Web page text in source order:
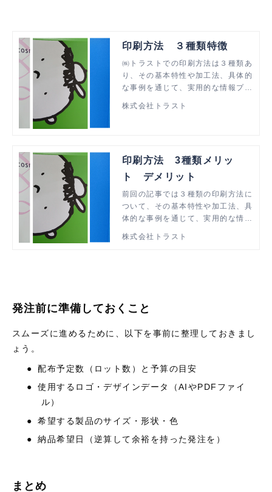
印刷方法 ３種類特徴
㈱トラストでの印刷方法は３種類あ
り、その基本特性や加工法、具体的
な事例を通じて、実用的な情報プラ
を詳しく解説します。
株式会社トラスト
印刷方法 3種類メリッ
ト デメリット
前回の記事では３種類の印刷方法に
ついて、その基本特性や加工法、具
体的な事例を通じて、実用的な情報
内容を詳しく解説しましたが、印刷
刷、シルク印刷、箔押し印刷）を中
心にメリット・デメリットをまとめ
ました。
株式会社トラスト
発注前に準備しておくこと
スムーズに進めるために、以下を事前に整理しておきまし
ょう。
●
配布予定数（ロット数）と予算の目安
●
使用するロゴ・デザインデータ（AIやPDF ファイ
ル）
●
希望する製品のサイズ・形状・色
●
納品希望日（逆算して余裕を持った発注を）
まとめ